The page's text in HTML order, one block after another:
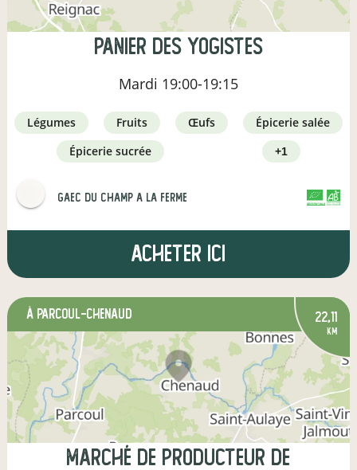
Panier des yogistes
Mardi 19:00-19:15
légumes fruits œufs
épicerie salée
épicerie sucrée
+1
gaec du champ a la ferme
Acheter ici
à Parcoul-Chenaud 22,11
km
Marché de Producteur de